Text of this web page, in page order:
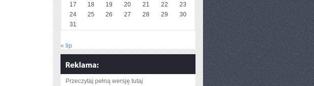
17
18 19 20 21 22
23
24
25 26 27 28 29
30
31
« lip
Przeczytaj pełną wersję tutaj